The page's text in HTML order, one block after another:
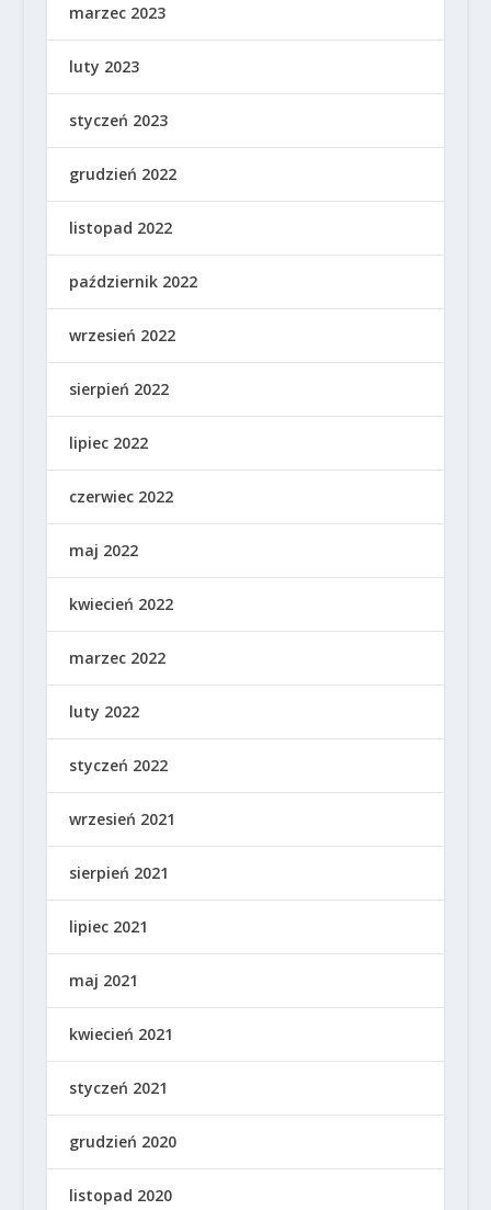
marzec 2023
luty 2023
styczeń 2023
grudzień 2022
listopad 2022
październik 2022
wrzesień 2022
sierpień 2022
lipiec 2022
czerwiec 2022
maj 2022
kwiecień 2022
marzec 2022
luty 2022
styczeń 2022
wrzesień 2021
sierpień 2021
lipiec 2021
maj 2021
kwiecień 2021
styczeń 2021
grudzień 2020
listopad 2020